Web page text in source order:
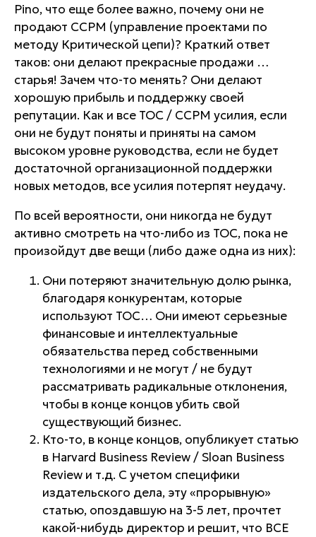
Pino, что еще более важно, почему они не
продают ССРМ (управление проектами по
методу Критической цепи)? Краткий ответ
таков: они делают прекрасные продажи …
старья! Зачем что-то менять? Они делают
хорошую прибыль и поддержку своей
репутации. Как и все TOC / CCPM усилия, если
они не будут поняты и приняты на самом
высоком уровне руководства, если не будет
достаточной организационной поддержки
новых методов, все усилия потерпят неудачу.
По всей вероятности, они никогда не будут
активно смотреть на что-либо из TOC, пока не
произойдут две вещи (либо даже одна из них):
Они потеряют значительную долю рынка,
благодаря конкурентам, которые
используют TOC… Они имеют серьезные
финансовые и интеллектуальные
обязательства перед собственными
технологиями и не могут / не будут
рассматривать радикальные отклонения,
чтобы в конце концов убить свой
существующий бизнес.
Кто-то, в конце концов, опубликует статью
в Harvard Business Review / Sloan Business
Review и т.д. С учетом специфики
издательского дела, эту «прорывную»
статью, опоздавшую на 3-5 лет, прочтет
какой-нибудь директор и решит, что ВСЕ